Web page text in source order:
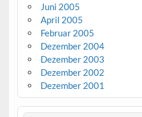
Juni 2005
April 2005
Februar 2005
Dezember 2004
Dezember 2003
Dezember 2002
Dezember 2001